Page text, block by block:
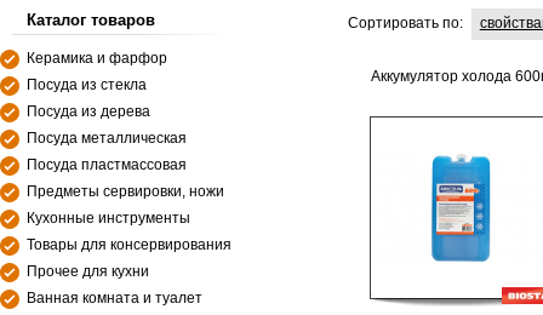
Каталог товаров
Керамика и фарфор
Посуда из стекла
Посуда из дерева
Посуда металлическая
Посуда пластмассовая
Предметы сервировки, ножи
Кухонные инструменты
Товары для консервирования
Прочее для кухни
Ванная комната и туалет
Сортировать по:
Аккумулятор холода